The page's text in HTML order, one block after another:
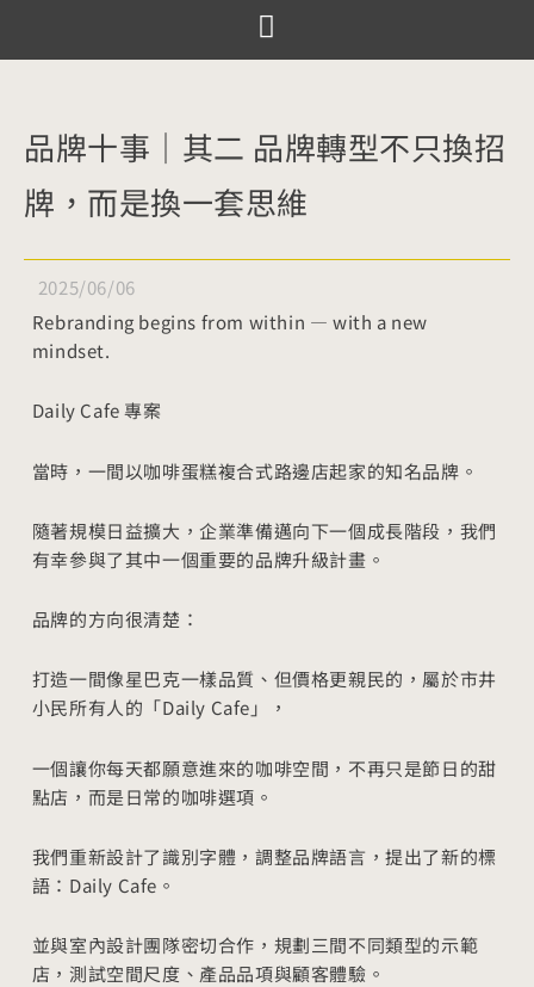
至
品牌十事｜其二 品牌轉型不只換招
牌，而是換一套思維
2025/06/06
Rebranding begins from within — with a new
mindset.
Daily Cafe 專案
當時，一間以咖啡蛋糕複合式路邊店起家的知名品牌。
隨著規模日益擴大，企業準備邁向下一個成長階段，我們
有幸參與了其中一個重要的品牌升級計畫。
品牌的方向很清楚：
打造一間像星巴克一樣品質、但價格更親民的，屬於市井
小民所有人的「Daily Cafe」，
一個讓你每天都願意進來的咖啡空間，不再只是節日的甜
點店，而是日常的咖啡選項。
我們重新設計了識別字體，調整品牌語言，提出了新的標
語：Daily Cafe。
並與室內設計團隊密切合作，規劃三間不同類型的示範
店，測試空間尺度、產品品項與顧客體驗。